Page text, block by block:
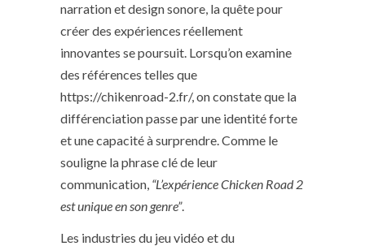
narration et design sonore, la quête pour
créer des expériences réellement
innovantes se poursuit. Lorsqu’on examine
des références telles que
https://chikenroad-2.fr/, on constate que la
différenciation passe par une identité forte
et une capacité à surprendre. Comme le
souligne la phrase clé de leur
communication, “L’expérience Chicken Road 2
est unique en son genre”.
Les industries du jeu vidéo et du